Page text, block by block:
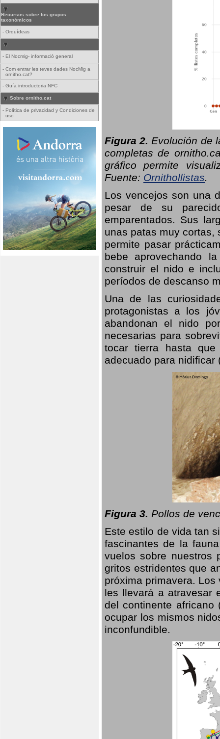
Recursos sobre los grupos
taxonómicos
- Orquídeas
- El Nocmig- informació general
- Com entrar les teves dades NocMig a
ornitho.cat?
- Guía introductoria NFC
Sobre ornitho.cat
- Política de privacidad y Condiciones de
uso
Figura 2. Evolución de
completas de
gráfico permite
Fuente: Ornithollistas.
Los vencejos son una
pesar de su
emparentados. Sus
unas patas muy cortas,
permite pasar
bebe aprovechando
construir el nido e
períodos de descanso
Una de las
protagonistas a los
abandonan el nido
necesarias para
tocar tierra hasta
adecuado para nidificar
Figura 3. Pollos de
Este estilo de vida tan
fascinantes de la
vuelos sobre nuestros
gritos estridentes que
próxima primavera.
les llevará a atravesar
del continente
ocupar los mismos
inconfundible.